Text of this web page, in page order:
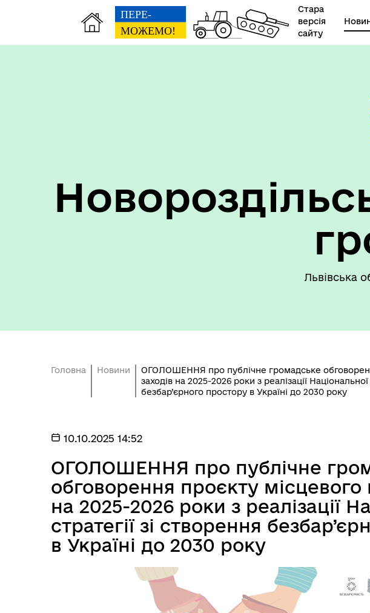
Стара
версія
сайту
Контакти та розпорядок
роботи
ОБ’ЄКТИ КУЛЬТУРНОЇ
СПАДЩИНИ
НОВОРОЗДІЛЬСЬКОЇ
Львівська
Головна Новини
ОГОЛОШЕННЯ про публічне громадське
заходів на 2025-2026 роки з реалізації Національної
безбар’єрного простору в Україні до 2030 року
10.10.2025 14:52
ОГОЛОШЕННЯ про публічне
обговорення проєкту місцевого
на 2025-2026 роки з реалізації
стратегії зі створення
в Україні до 2030 року